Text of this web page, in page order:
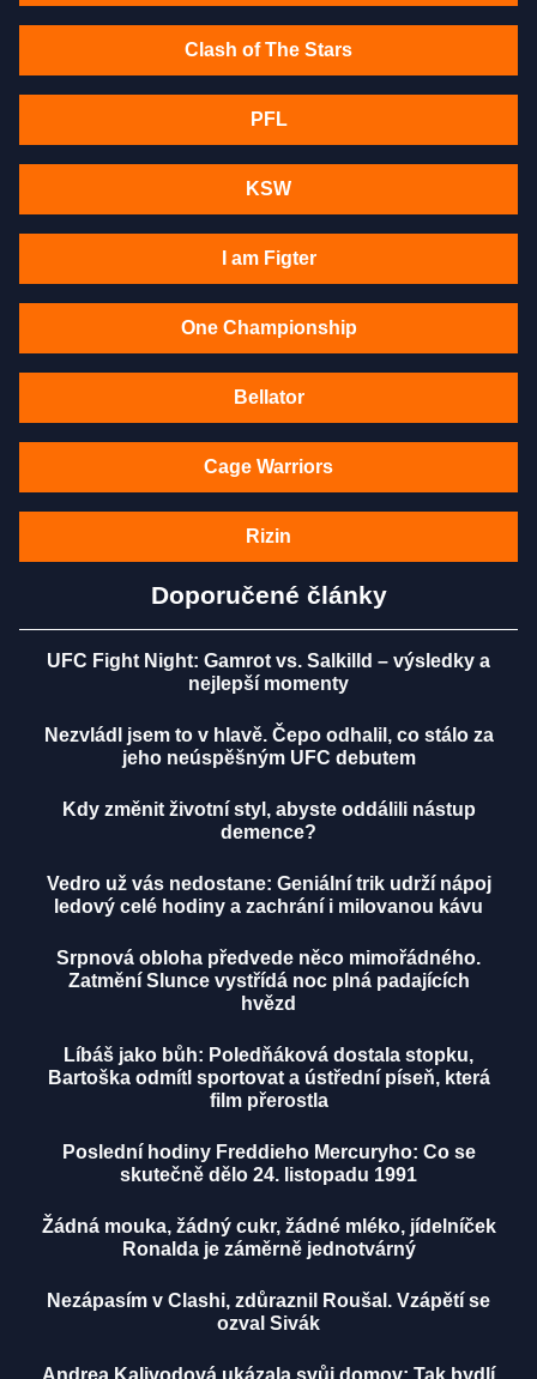
Clash of The Stars
PFL
KSW
I am Figter
One Championship
Bellator
Cage Warriors
Rizin
Doporučené články
UFC Fight Night: Gamrot vs. Salkilld – výsledky a
nejlepší momenty
Nezvládl jsem to v hlavě. Čepo odhalil, co stálo za
jeho neúspěšným UFC debutem
Kdy změnit životní styl, abyste oddálili nástup
demence?
Vedro už vás nedostane: Geniální trik udrží nápoj
ledový celé hodiny a zachrání i milovanou kávu
Srpnová obloha předvede něco mimořádného.
Zatmění Slunce vystřídá noc plná padajících
hvězd
Líbáš jako bůh: Poledňáková dostala stopku,
Bartoška odmítl sportovat a ústřední píseň, která
film přerostla
Poslední hodiny Freddieho Mercuryho: Co se
skutečně dělo 24. listopadu 1991
Žádná mouka, žádný cukr, žádné mléko, jídelníček
Ronalda je záměrně jednotvárný
Nezápasím v Clashi, zdůraznil Roušal. Vzápětí se
ozval Sivák
Andrea Kalivodová ukázala svůj domov: Tak bydlí